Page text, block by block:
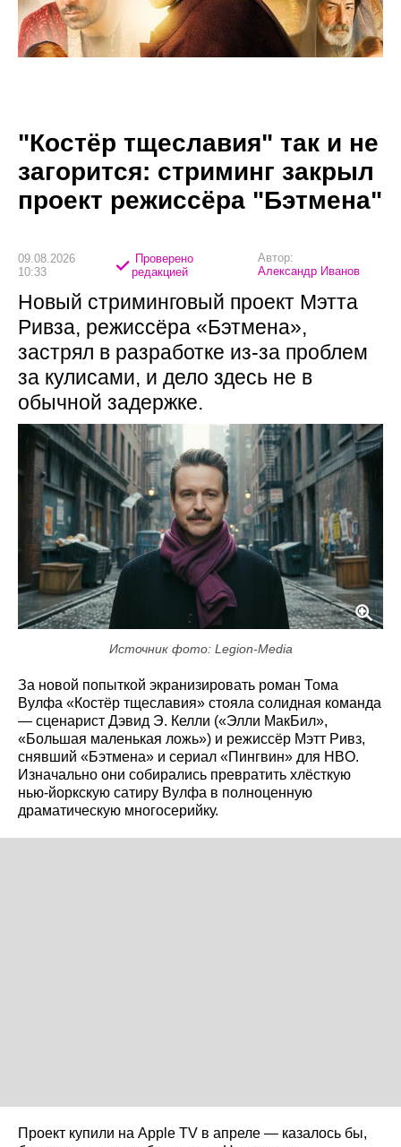
"Костёр тщеславия" так и не
загорится: стриминг закрыл
проект режиссёра "Бэтмена"
09.08.2026
10:33
Проверено
редакцией
Автор:
Александр Иванов
Новый стриминговый проект Мэтта
Ривза, режиссёра «Бэтмена»,
застрял в разработке из-за проблем
за кулисами, и дело здесь не в
обычной задержке.
Источник фото: Legion-Media
За новой попыткой экранизировать роман Тома
Вулфа «Костёр тщеславия» стояла солидная команда
— сценарист Дэвид Э. Келли («Элли МакБил»,
«Большая маленькая ложь») и режиссёр Мэтт Ривз,
снявший «Бэтмена» и сериал «Пингвин» для HBO.
Изначально они собирались превратить хлёсткую
нью-йоркскую сатиру Вулфа в полноценную
драматическую многосерийку.
Проект купили на Apple TV в апреле — казалось бы,